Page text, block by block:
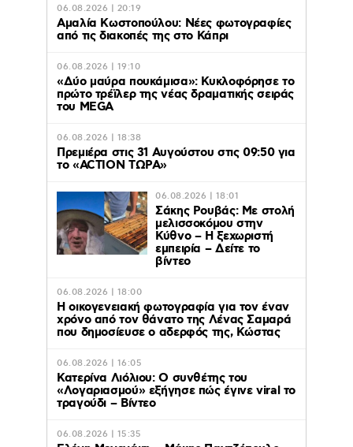
06.08.2026 | 20:19
Αμαλία Κωστοπούλου: Νέες φωτογραφίες
από τις διακοπές της στο Κάπρι
06.08.2026 | 19:10
«Δύο μαύρα πουκάμισα»: Κυκλοφόρησε το
πρώτο τρέϊλερ της νέας δραματικής σειράς
του MEGA
06.08.2026 | 18:38
Πρεμιέρα στις 31 Αυγούστου στις 09:50 για
το «ACTION ΤΩΡΑ»
06.08.2026 | 18:01
Σάκης Ρουβάς: Με στολή
μελισσοκόμου στην
Κύθνο – Η ξεχωριστή
εμπειρία – Δείτε το
βίντεο
06.08.2026 | 18:00
Η οικογενειακή φωτογραφία για τον έναν
χρόνο από τον θάνατο της Λένας Σαμαρά
που δημοσίευσε ο αδερφός της, Κώστας
06.08.2026 | 16:05
Κατερίνα Λιόλιου: Ο συνθέτης του
«Λογαριασμού» εξήγησε πώς έγινε viral το
τραγούδι – Βίντεο
06.08.2026 | 15:35